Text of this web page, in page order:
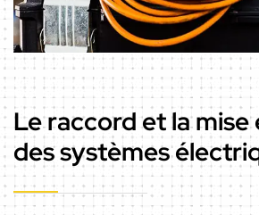
Le raccord et la mise
des systèmes